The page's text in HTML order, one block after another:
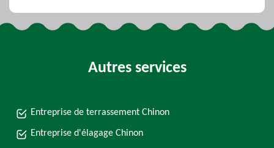
Autres services
Entreprise de terrassement Chinon
Entreprise d'élagage Chinon